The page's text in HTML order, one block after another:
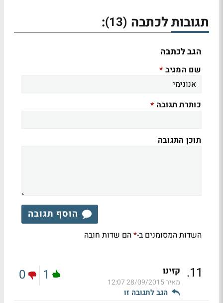
תגובות לכתבה (13)
:
הגב לכתבה
שם המגיב *
כותרת תגובה *
תוכן התגובה
הוסף תגובה
השדות המסומנים ב-*הם שדות חובה
11
. קזינו
מאיר28/09/2015 12:07
הגב לתגובה זו
1
0